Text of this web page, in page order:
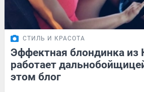
СТИЛЬ И КРАСОТА
Эффектная блондинка из
работает
этом блог